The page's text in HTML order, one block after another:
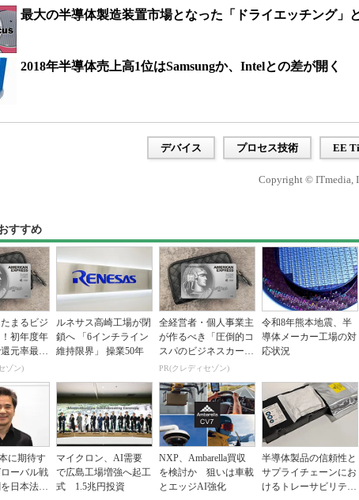
最大の半導体製造装置市場となった「ドライエッチング」
2018年半導体売上高1位はSamsungか、Intelとの差が開く
デバイス プロセス技術 EE
Copyright © ITmedia,
すすめ
まるビジ
初年度年
元率最大
ゾン)
ルネサス高崎工場が閉
鎖へ 「6インチライン
維持限界」 操業50年
全経営者・個人事業主
が作るべき「圧倒的コ
スパのビジネスカー
ド」
PR(クレディセゾン)
令和8年熊本地震、半
導体メーカー工場の対
応状況
に期待す
ーバル戦
日本法人
マイクロン、AI需要
で広島工場増強へ起工
式 1.5兆円投資
NXP、Ambarella買収
を検討か 狙いは車載
とエッジAI強化
半導体製品の信頼性と
サプライチェーンにお
けるトレーサビリティ